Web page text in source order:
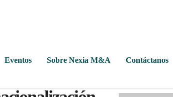
Eventos Sobre Nexia M&A Contáctanos